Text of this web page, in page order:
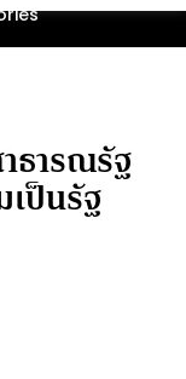
ธารณรัฐ
เป็นรัฐ